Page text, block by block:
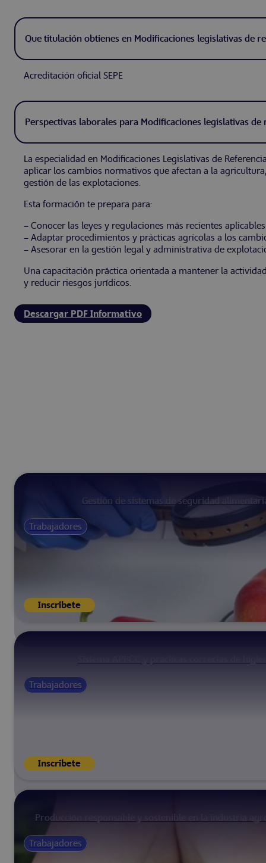
Que titulación obtienes en Modificaciones legislativas de
Acreditación oficial SEPE
Perspectivas laborales para Modificaciones legislativas
La especialidad en Modificaciones Legislativas de
aplicar los cambios normativos que afectan a la
gestión de las explotaciones.
Esta formación te prepara para:
– Conocer las leyes y regulaciones más recientes
– Adaptar procedimientos y prácticas agrícolas a los
– Asesorar en la gestión legal y administrativa de
Una capacitación práctica orientada a mantener la
y reducir riesgos jurídicos.
Descargar PDF Informativo
Gestión de sistemas de seguridad
Trabajadores
Inscríbete
Trabajadores
Inscríbete
Producción responsable y sostenible en la industria
Trabajadores